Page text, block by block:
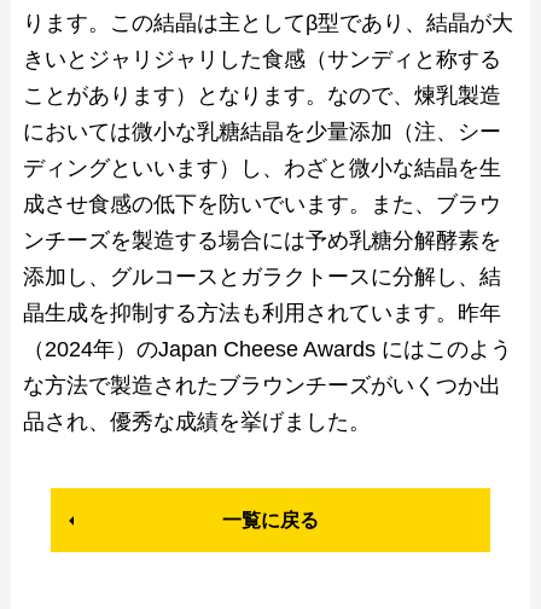
ります。この結晶は主としてβ型であり、結晶が大
きいとジャリジャリした食感（サンディと称する
ことがあります）となります。なので、煉乳製造
においては微小な乳糖結晶を少量添加（注、シー
ディングといいます）し、わざと微小な結晶を生
成させ食感の低下を防いでいます。また、ブラウ
ンチーズを製造する場合には予め乳糖分解酵素を
添加し、グルコースとガラクトースに分解し、結
晶生成を抑制する方法も利用されています。昨年
（2024年）のJapan Cheese Awards にはこのよう
な方法で製造されたブラウンチーズがいくつか出
品され、優秀な成績を挙げました。
一覧に戻る